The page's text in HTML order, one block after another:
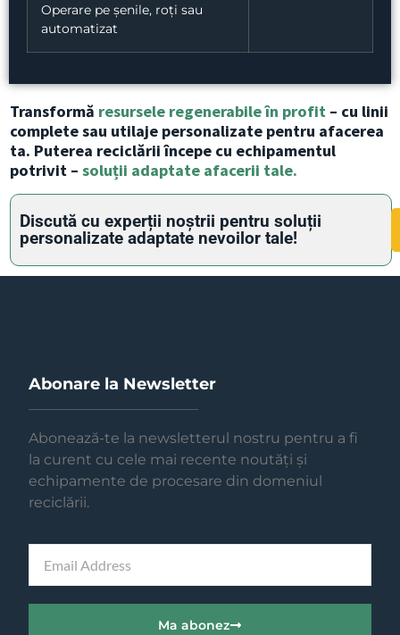
Operare pe șenile, roți sau
automatizat
Transformă resursele regenerabile în profit – cu linii
complete sau utilaje personalizate pentru afacerea
ta. Puterea reciclării începe cu echipamentul
potrivit – soluții adaptate afacerii tale.
Discută cu experții noștrii pentru soluții
personalizate adaptate nevoilor tale!
Abonare la Newsletter
Abonează-te la newsletterul nostru pentru a fi
la curent cu cele mai recente noutăți și
echipamente de procesare din domeniul
reciclării.
Ma abonez